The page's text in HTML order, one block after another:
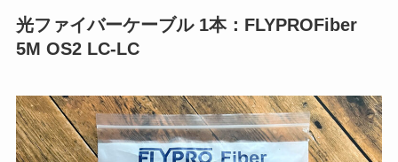
光ファイバーケーブル 1本：FLYPROFiber
5M OS2 LC-LC